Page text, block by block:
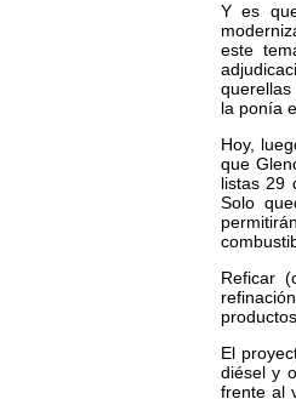
Y es
este
la ponía
Hoy,
que
listas 29
Solo
Reficar
El
diésel y
frente al